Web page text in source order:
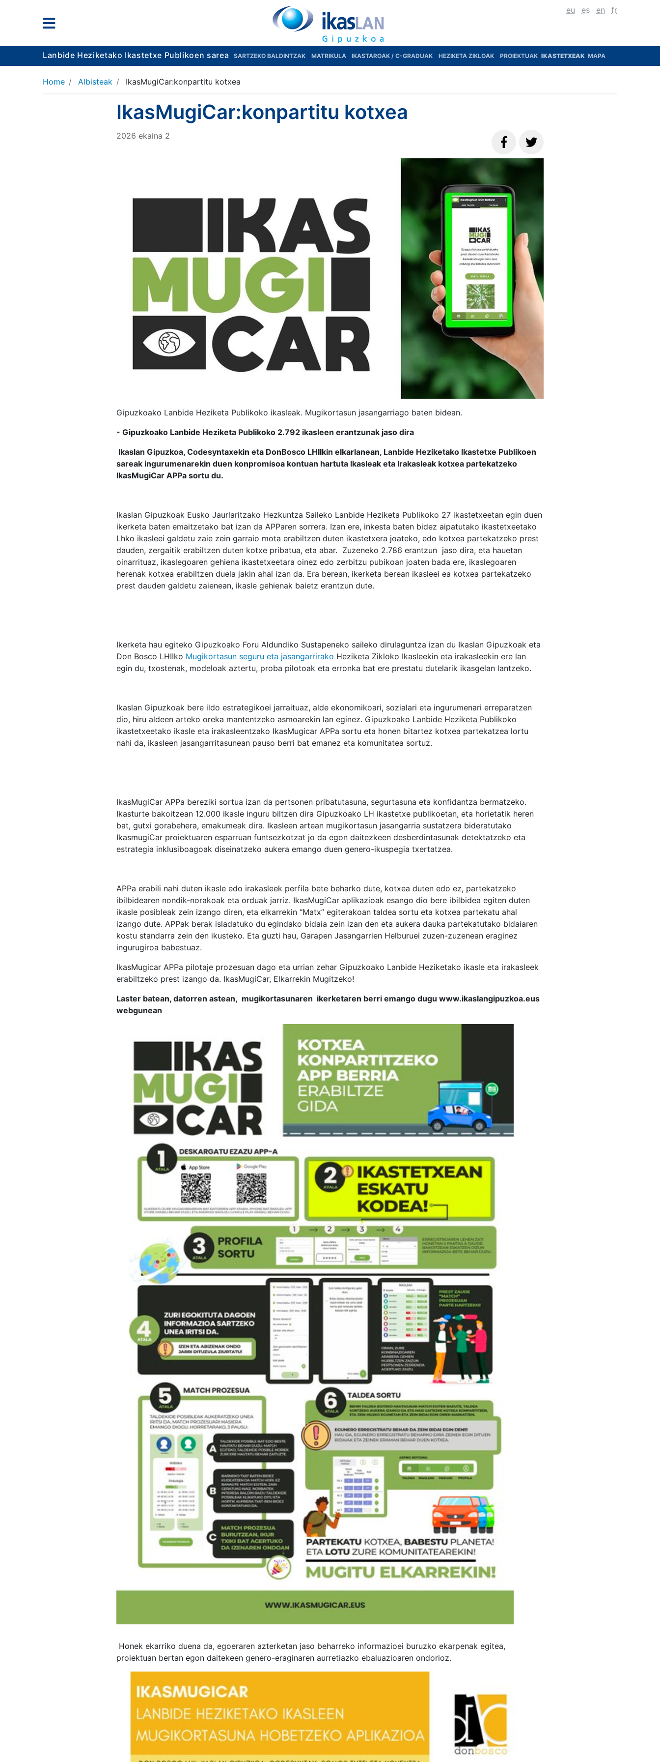
eu es en fr
Lanbide Heziketako Ikastetxe Publikoen sarea SARTZEKO BALDINTZAK MATRIKULA IKASTAROAK / C-GRADUAK HEZIKETA ZIKLOAK PROIEKTUAK IKASTETXEAK MAPA
Home Albisteak IkasMugiCar:konpartitu kotxea
IkasMugiCar:konpartitu kotxea
2026 ekaina 2
Gipuzkoako Lanbide Heziketa Publikoko ikasleak. Mugikortasun jasangarriago baten bidean.
- Gipuzkoako Lanbide Heziketa Publikoko 2.792 ikasleen erantzunak jaso dira
Ikaslan Gipuzkoa, Codesyntaxekin eta DonBosco LHIIkin elkarlanean, Lanbide Heziketako Ikastetxe Publikoen
sareak ingurumenarekin duen konpromisoa kontuan hartuta Ikasleak eta Irakasleak kotxea partekatzeko
IkasMugiCar APPa sortu du.
Ikaslan Gipuzkoak Eusko Jaurlaritzako Hezkuntza Saileko Lanbide Heziketa Publikoko 27 ikastetxeetan egin duen
ikerketa baten emaitzetako bat izan da APParen sorrera. Izan ere, inkesta baten bidez aipatutako ikastetxeetako
Lhko ikasleei galdetu zaie zein garraio mota erabiltzen duten ikastetxera joateko, edo kotxea partekatzeko prest
dauden, zergaitik erabiltzen duten kotxe pribatua, eta abar. Zuzeneko 2.786 erantzun jaso dira, eta hauetan
oinarrituaz, ikaslegoaren gehiena ikastetxeetara oinez edo zerbitzu pubikoan joaten bada ere, ikaslegoaren
herenak kotxea erabiltzen duela jakin ahal izan da. Era berean, ikerketa berean ikasleei ea kotxea partekatzeko
prest dauden galdetu zaienean, ikasle gehienak baietz erantzun dute.
Ikerketa hau egiteko Gipuzkoako Foru Aldundiko Sustapeneko saileko dirulaguntza izan du Ikaslan Gipuzkoak eta
Don Bosco LHIIko Mugikortasun seguru eta jasangarrirako Heziketa Zikloko Ikasleekin eta irakasleekin ere lan
egin du, txostenak, modeloak aztertu, proba pilotoak eta erronka bat ere prestatu dutelarik ikasgelan lantzeko.
Ikaslan Gipuzkoak bere ildo estrategikoei jarraituaz, alde ekonomikoari, sozialari eta ingurumenari erreparatzen
dio, hiru aldeen arteko oreka mantentzeko asmoarekin lan eginez. Gipuzkoako Lanbide Heziketa Publikoko
ikastetxeetako ikasle eta irakasleentzako IkasMugicar APPa sortu eta honen bitartez kotxea partekatzea lortu
nahi da, ikasleen jasangarritasunean pauso berri bat emanez eta komunitatea sortuz.
IkasMugiCar APPa bereziki sortua izan da pertsonen pribatutasuna, segurtasuna eta konfidantza bermatzeko.
Ikasturte bakoitzean 12.000 ikasle inguru biltzen dira Gipuzkoako LH ikastetxe publikoetan, eta horietatik heren
bat, gutxi gorabehera, emakumeak dira. Ikasleen artean mugikortasun jasangarria sustatzera bideratutako
IkasmugiCar proiektuaren esparruan funtsezkotzat jo da egon daitezkeen desberdintasunak detektatzeko eta
estrategia inklusiboagoak diseinatzeko aukera emango duen genero-ikuspegia txertatzea.
APPa erabili nahi duten ikasle edo irakasleek perfila bete beharko dute, kotxea duten edo ez, partekatzeko
ibilbidearen nondik-norakoak eta orduak jarriz. IkasMugiCar aplikazioak esango dio bere ibilbidea egiten duten
ikasle posibleak zein izango diren, eta elkarrekin “Matx” egiterakoan taldea sortu eta kotxea partekatu ahal
izango dute. APPak berak isladatuko du egindako bidaia zein izan den eta aukera dauka partekatutako bidaiaren
kostu standarra zein den ikusteko. Eta guzti hau, Garapen Jasangarrien Helburuei zuzen-zuzenean eraginez
ingurugiroa babestuaz.
IkasMugicar APPa pilotaje prozesuan dago eta urrian zehar Gipuzkoako Lanbide Heziketako ikasle eta irakasleek
erabiltzeko prest izango da. IkasMugiCar, Elkarrekin Mugitzeko!
Laster batean, datorren astean, mugikortasunaren ikerketaren berri emango dugu www.ikaslangipuzkoa.eus
webgunean
Honek ekarriko duena da, egoeraren azterketan jaso beharreko informazioei buruzko ekarpenak egitea,
proiektuan bertan egon daitekeen genero-eraginaren aurretiazko ebaluazioaren ondorioz.